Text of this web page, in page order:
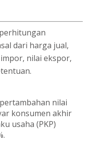
dari harga jual,
nilai ekspor,
nilai
konsumen akhir
usaha (PKP)